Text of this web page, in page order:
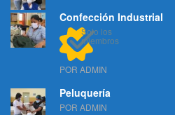
Confección Industrial
Solo los
miembros
POR ADMIN
Peluquería
POR ADMIN